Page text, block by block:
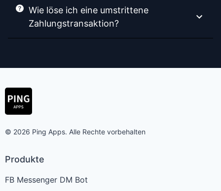
Wie löse ich eine umstrittene
Zahlungstransaktion?
© 2026 Ping Apps. Alle Rechte vorbehalten
Produkte
FB Messenger DM Bot